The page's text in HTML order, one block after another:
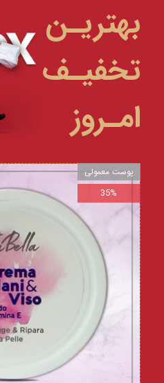
بهتریـن
تخفیـف
امـروز
پوست معمولی
35%